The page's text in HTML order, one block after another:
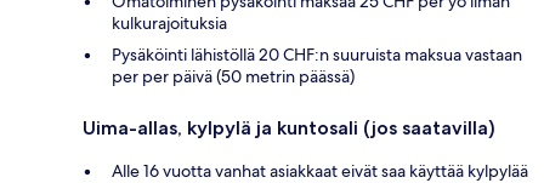
kulkurajoituksia
Pysäköinti lähistöllä 20 CHF:n suuruista maksua vastaan
per per päivä (50 metrin päässä)
Uima-allas, kylpylä ja kuntosali (jos saatavilla)
Alle 16 vuotta vanhat asiakkaat eivät saa käyttää kylpylää